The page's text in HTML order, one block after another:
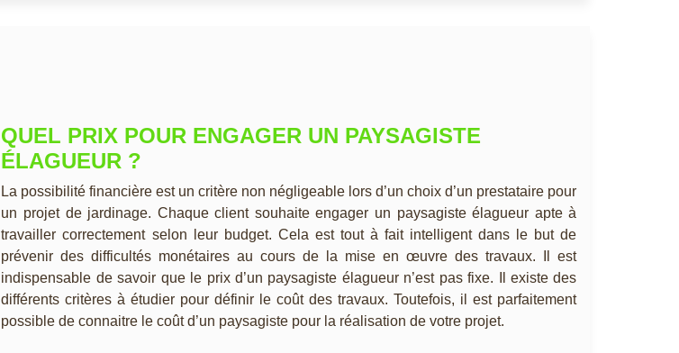
QUEL PRIX POUR ENGAGER UN PAYSAGISTE
ÉLAGUEUR ?
La possibilité financière est un critère non négligeable lors d’un choix d’un prestataire pour
un projet de jardinage. Chaque client souhaite engager un paysagiste élagueur apte à
travailler correctement selon leur budget. Cela est tout à fait intelligent dans le but de
prévenir des difficultés monétaires au cours de la mise en œuvre des travaux. Il est
indispensable de savoir que le prix d’un paysagiste élagueur n’est pas fixe. Il existe des
différents critères à étudier pour définir le coût des travaux. Toutefois, il est parfaitement
possible de connaitre le coût d’un paysagiste pour la réalisation de votre projet.